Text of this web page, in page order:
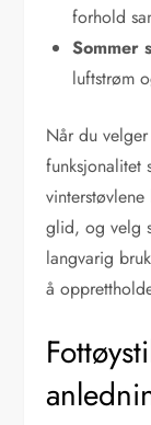
forhold
Sommer
luftstrøm
Når du
funksjonalitet
glid, og velg
langvarig
å